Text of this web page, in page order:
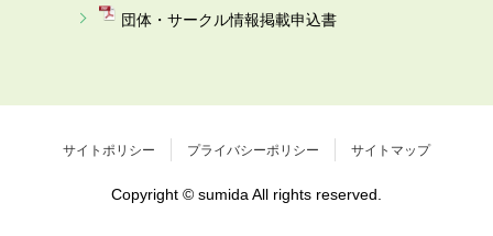
団体・サークル情報掲載申込書
サイトポリシー プライバシーポリシー サイトマップ
Copyright © sumida All rights reserved.